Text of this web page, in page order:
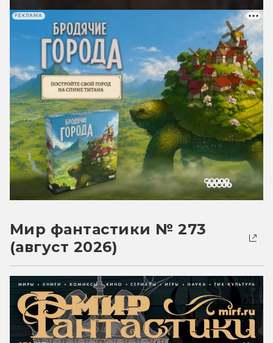
РЕКЛАМА
Мир фантастики № 273
(август 2026)